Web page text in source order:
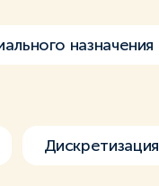
назначения
Дискретизация